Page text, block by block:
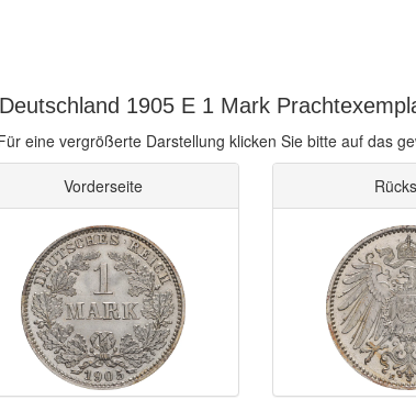
1905 E 1 Mark
eine vergrößerte Darstellung klicken Sie bitte auf das
Vorderseite